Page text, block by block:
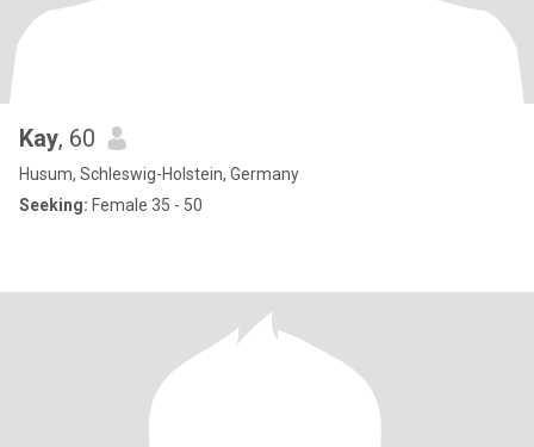
Kay, 60
Husum, Schleswig-Holstein, Germany
Seeking: Female 35 - 50